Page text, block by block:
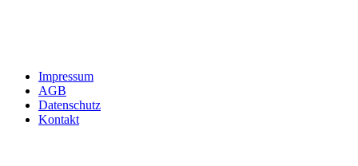
Impressum
AGB
Datenschutz
Kontakt